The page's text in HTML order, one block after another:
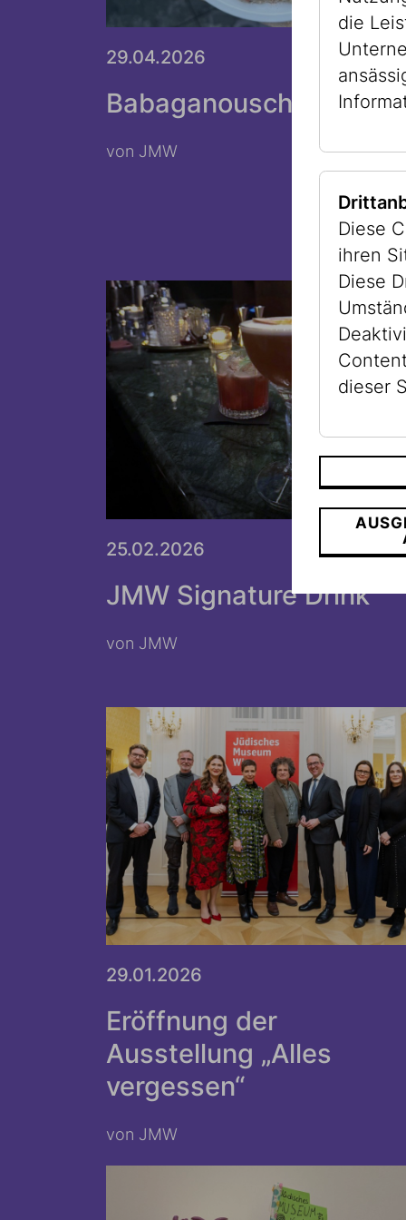
29.04.2026
Babaganousch
von JMW
25.02.2026 JMW
JMW Signature Drink
von JMW
29.01.2026
Eröffnung der
Ausstellung „Alles
vergessen“
von JMW
die
Diese
ihren
Diese
dieser